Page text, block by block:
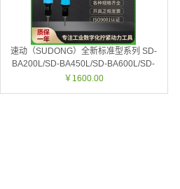
速动（SUDONG）全新标准型系列 SD-
BA200L/SD-BA450L/SD-BA600L/SD-
BA450P/SD-BA700P
￥1600.00